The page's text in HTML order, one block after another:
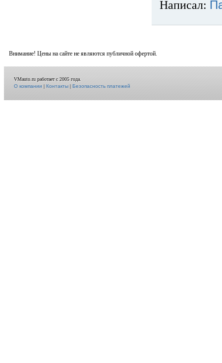
Написал:
Внимание! Цены на сайте не являются публичной офертой.
VMauto.ru работает с 2005 года.
О компании|Контакты|Безопасность платежей